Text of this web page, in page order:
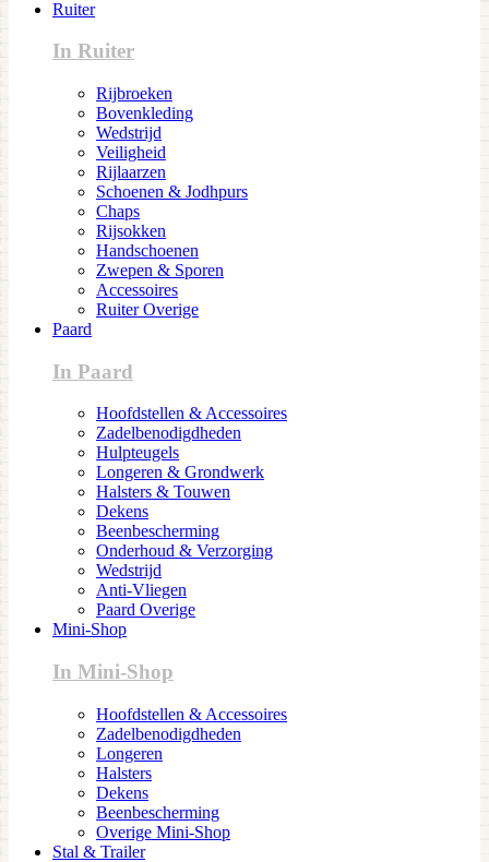
Ruiter
In Ruiter
Rijbroeken
Bovenkleding
Wedstrijd
Veiligheid
Rijlaarzen
Schoenen & Jodhpurs
Chaps
Rijsokken
Handschoenen
Zwepen & Sporen
Accessoires
Ruiter Overige
Paard
In Paard
Hoofdstellen & Accessoires
Zadelbenodigdheden
Hulpteugels
Longeren & Grondwerk
Halsters & Touwen
Dekens
Beenbescherming
Onderhoud & Verzorging
Wedstrijd
Anti-Vliegen
Paard Overige
Mini-Shop
In Mini-Shop
Hoofdstellen & Accessoires
Zadelbenodigdheden
Longeren
Halsters
Dekens
Beenbescherming
Overige Mini-Shop
Stal & Trailer